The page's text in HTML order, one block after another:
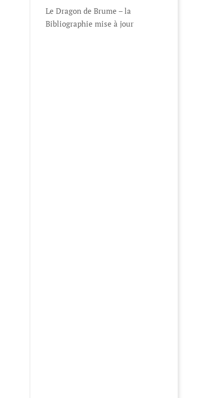
Le Dragon de Brume – la
Bibliographie mise à jour